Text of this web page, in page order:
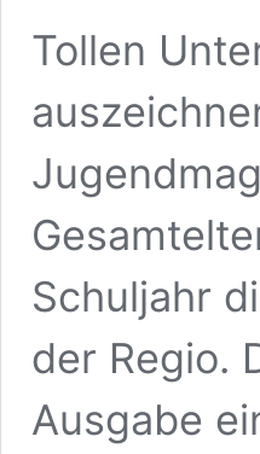
Tollen
Schuljahr
der Regio.
Ausgabe